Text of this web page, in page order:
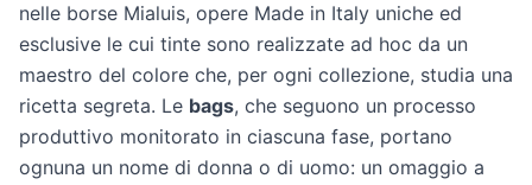
nelle borse Mialuis, opere Made in Italy uniche ed
esclusive le cui tinte sono realizzate ad hoc da un
maestro del colore che, per ogni collezione, studia una
ricetta segreta. Le bags, che seguono un processo
produttivo monitorato in ciascuna fase, portano
ognuna un nome di donna o di uomo: un omaggio a